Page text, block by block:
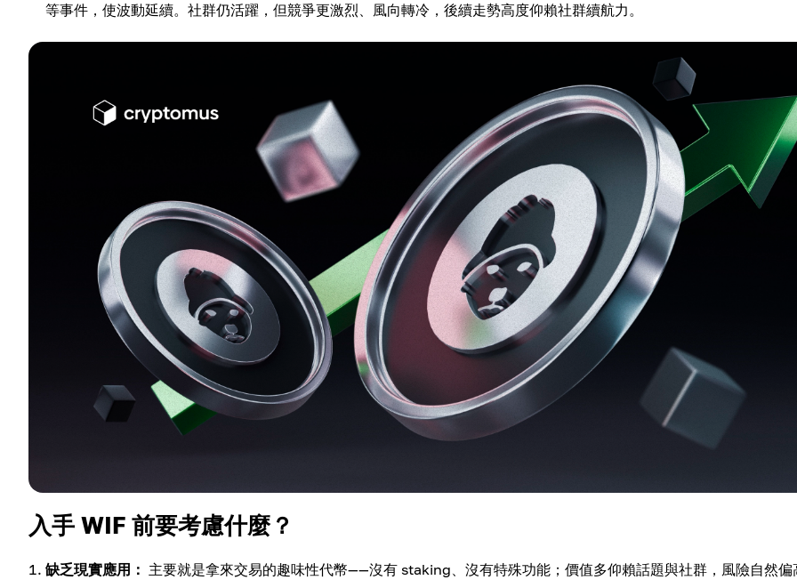
等事件，使波動延續。社群仍活躍，但競爭更激烈、風向轉冷，後續走勢高度仰賴社群續航力。
入手 WIF 前要考慮什麼？
缺乏現實應用： 主要就是拿來交易的趣味性代幣——沒有 staking、沒有特殊功能；價值多仰賴話題與社群，風險自然偏